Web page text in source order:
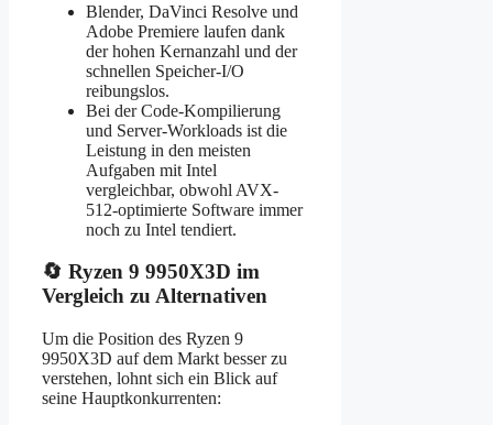
Blender, DaVinci Resolve und
Adobe Premiere laufen dank
der hohen Kernanzahl und der
schnellen Speicher-I/O
reibungslos.
Bei der Code-Kompilierung
und Server-Workloads ist die
Leistung in den meisten
Aufgaben mit Intel
vergleichbar, obwohl AVX-
512-optimierte Software immer
noch zu Intel tendiert.
🔄 Ryzen 9 9950X3D im
Vergleich zu Alternativen
Um die Position des Ryzen 9
9950X3D auf dem Markt besser zu
verstehen, lohnt sich ein Blick auf
seine Hauptkonkurrenten: